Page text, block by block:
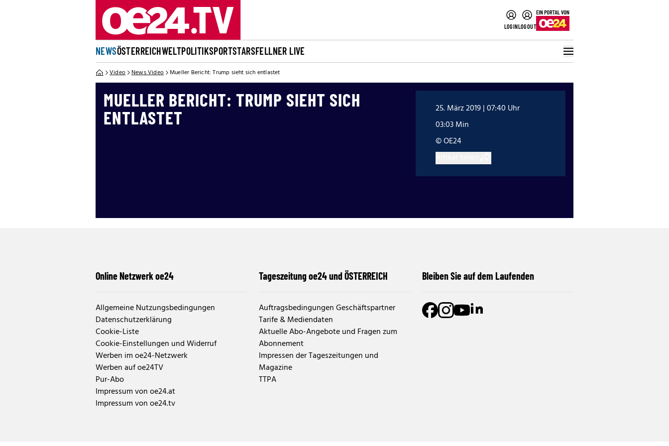
LOGINLOGOUT
NEWSÖSTERREICHWELTPOLITIKSPORTSTARSFELLNER LIVE
Video News Video Mueller Bericht: Trump sieht sich entlastet
MUELLER BERICHT: TRUMP SIEHT SICH
ENTLASTET
25. März 2019 | 07:40 Uhr
03:03 Min
© OE24
Online Netzwerk oe24
Allgemeine Nutzungsbedingungen
Datenschutzerklärung
Cookie-Liste
Cookie-Einstellungen und Widerruf
Werben im oe24-Netzwerk
Werben auf oe24TV
Pur-Abo
Impressum von oe24.at
Impressum von oe24.tv
Tageszeitung oe24 und ÖSTERREICH
Auftragsbedingungen Geschäftspartner
Tarife & Mediendaten
Aktuelle Abo-Angebote und Fragen zum
Abonnement
Impressen der Tageszeitungen und
Magazine
TTPA
Bleiben Sie auf dem Laufenden